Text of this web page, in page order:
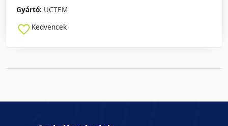
Gyártó: UCTEM
Kedvencek